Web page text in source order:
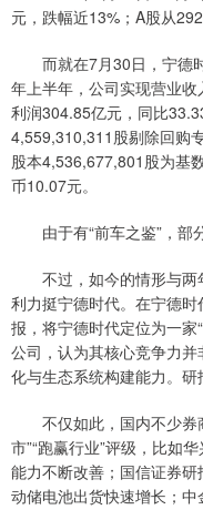
元，跌幅近13%；A股从
而就在7月30日，宁德
年上半年，公司实现营业
利润304.85亿元，同比
4,559,310,311股剔除回购
股本4,536,677,801股为基
币10.07元。
由于有“前车之鉴”，部
不过，如今的情形与两
利力挺宁德时代。在宁德
报，将宁德时代定位为一家
公司，认为其核心竞争力
化与生态系统构建能力。研
不仅如此，国内不少券
市”“跑赢行业”评级，比如
能力不断改善；国信证券研
动储电池出货快速增长；中